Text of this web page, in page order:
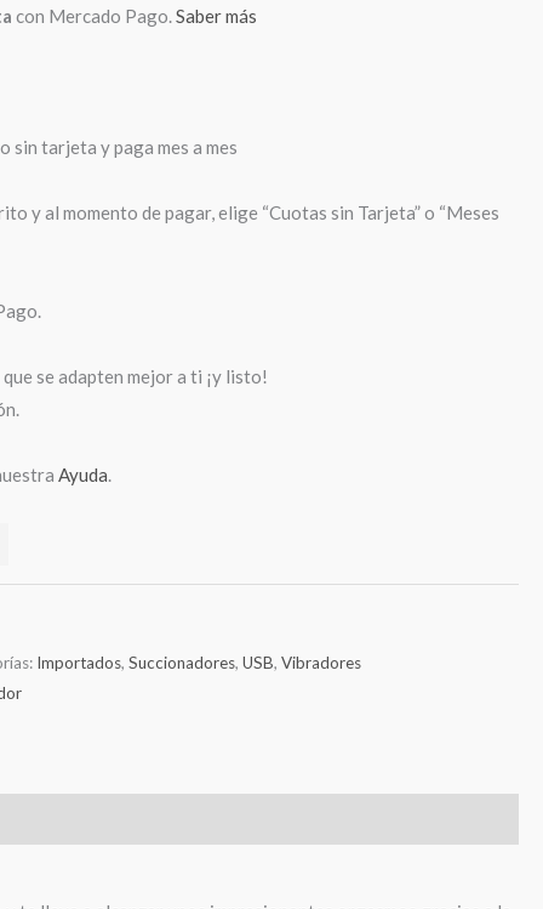
con Mercado Pago.Saber más
sin tarjeta y paga mes a mes
y al momento de pagar, elige “Cuotas sin Tarjeta” o “Meses
se adapten mejor a ti ¡y listo!
Ayuda
Importados,Succionadores,USB,Vibradores